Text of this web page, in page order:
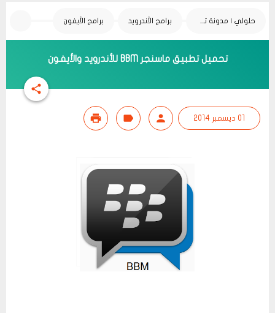
حلولي | مدونة تقنية برامج الأندرويد برامج الأيفون
تحميل تطبيق ماسنجر BBM للأندرويد والأيفون
01 ديسمبر 2014